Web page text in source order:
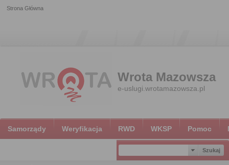
Strona Główna
Wrota Mazowsza
e-uslugi.wrotamazowsza.pl
Samorządy Weryfikacja RWD WKSP Pomoc